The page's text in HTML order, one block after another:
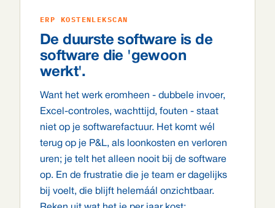
ERP KOSTENLEKSCAN
De duurste software is de
software die 'gewoon
werkt'.
Want het werk eromheen - dubbele invoer,
Excel-controles, wachttijd, fouten - staat
niet op je softwarefactuur. Het komt wél
terug op je P&L, als loonkosten en verloren
uren; je telt het alleen nooit bij de software
op. En de frustratie die je team er dagelijks
bij voelt, die blijft helemáál onzichtbaar.